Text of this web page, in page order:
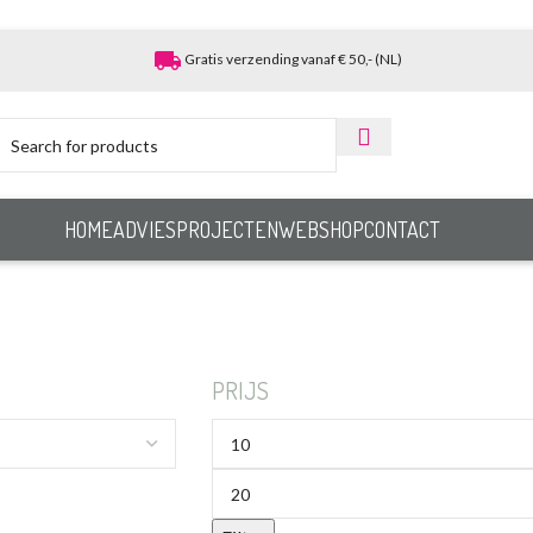
local_shipping Gratis verzending vanaf € 50,- (NL)
HOMEADVIESPROJECTENWEBSHOPCONTACT
PRIJS